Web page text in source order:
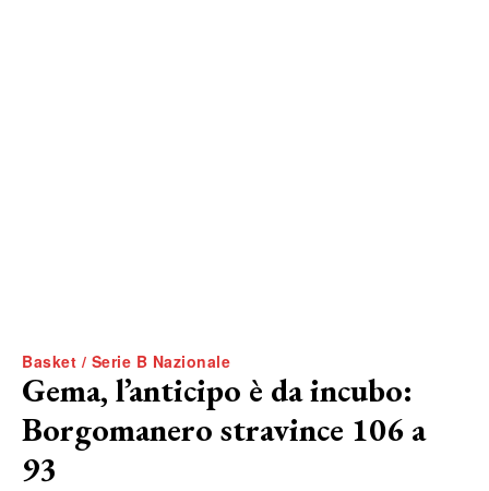
Basket / Serie B Nazionale
Gema, l’anticipo è da incubo:
Borgomanero stravince 106 a
93